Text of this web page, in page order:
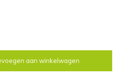
aan winkelwagen